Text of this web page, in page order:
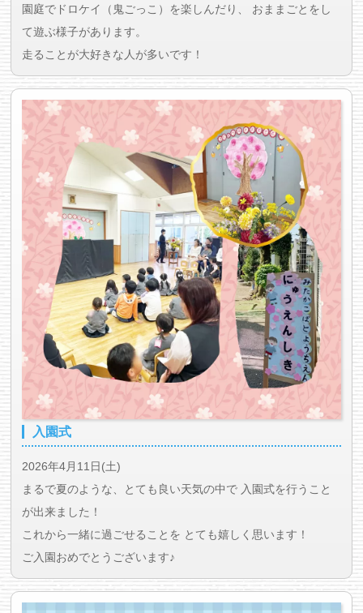
園庭でドロケイ（鬼ごっこ）を楽しんだり、 おままごとをし
て遊ぶ様子があります。
走ることが大好きな人が多いです！
入園式
2026年4月11日(土)
まるで夏のような、とても良い天気の中で 入園式を行うこと
が出来ました！
これから一緒に過ごせることを とても嬉しく思います！
ご入園おめでとうございます♪